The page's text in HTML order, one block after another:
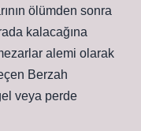
ölümden sonra
kalacağına
alemi olarak
Berzah
veya perde